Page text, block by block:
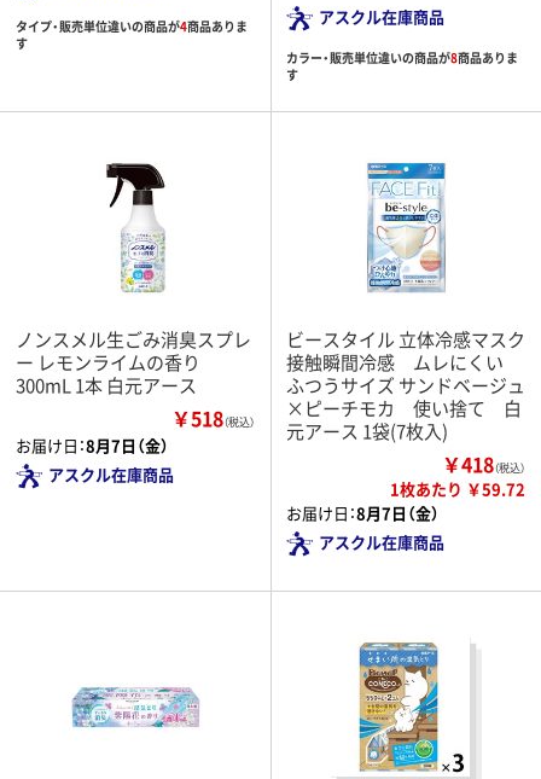
タイプ・販売単位違いの商品が4商品ありま
す
アスクル在庫商品
カラー・販売単位違いの商品が8商品ありま
す
ノンスメル生ごみ消臭スプレ
ー レモンライムの香り
300mL 1本 白元アース
￥518（税込）
お届け日：8月7日（金）
アスクル在庫商品
ビースタイル 立体冷感マスク
接触瞬間冷感 ムレにくい
ふつうサイズ サンドベージュ
×ピーチモカ 使い捨て 白
元アース 1袋(7枚入)
￥418（税込）
1枚あたり ￥59.72
お届け日：8月7日（金）
アスクル在庫商品